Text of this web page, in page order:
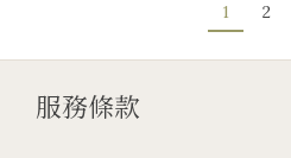
1 2
服務條款